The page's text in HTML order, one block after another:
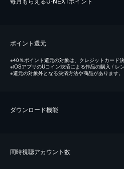
ポイント還元
※40％ポイント還元の対象は、クレジットカード
※iOSアプリのUコイン決済による作品の購入 / レ
※還元の対象外となる決済方法や商品があります
ダウンロード機能
同時視聴アカウント数